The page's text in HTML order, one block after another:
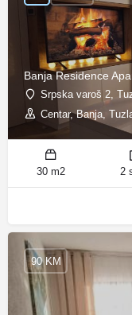
Banja Residence
Srpska varoš 2,
Centar, Banja,
30 m2 2
90 KM